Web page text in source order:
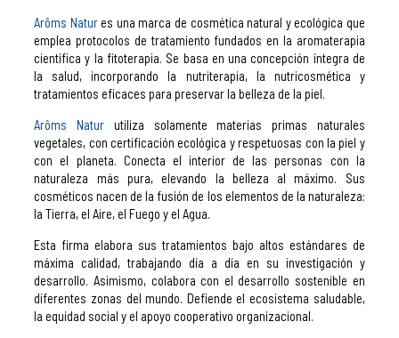
Arôms Natures una marca de cosmética natural y ecológica que
emplea protocolos de tratamiento fundados en la aromaterapia
científica y la fitoterapia. Se basa en una concepción íntegra de
la salud, incorporando la nutriterapia, la nutricosmética y
tratamientos eficaces para preservar la belleza de la piel.
Arôms Naturutiliza solamente materias primas naturales
vegetales, con certificación ecológica y respetuosas con la piel y
con el planeta. Conecta el interior de las personas con la
naturaleza más pura, elevando la belleza al máximo. Sus
cosméticos nacen de la fusión de los elementos de la naturaleza:
la Tierra, el Aire, el Fuego y el Agua.
Esta firma elabora sus tratamientos bajo altos estándares de
máxima calidad, trabajando día a día en su investigación y
desarrollo. Asimismo, colabora con el desarrollo sostenible en
diferentes zonas del mundo. Defiende el ecosistema saludable,
la equidad social y el apoyo cooperativo organizacional.